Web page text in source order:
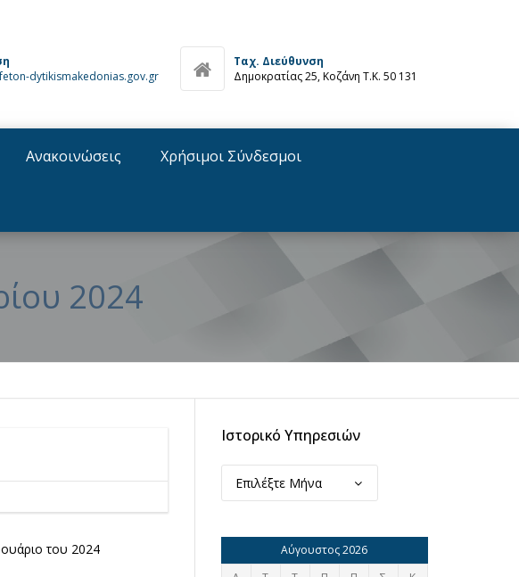
dytikismakedonias.gov.gr
Ταχ. Διεύθυνση
Δημοκρατίας 25, Κοζάνη Τ.Κ. 50 131
Ανακοινώσεις Χρήσιμοι Σύνδεσμοι
2024
του 2024
Ιστορικό Υπηρεσιών
Ιστορικό
Υπηρεσιών
Αύγουστος 2026